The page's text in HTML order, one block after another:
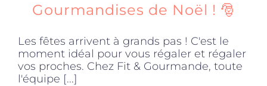
Gourmandises de Noël ! 🎅
Les fêtes arrivent à grands pas ! C'est le
moment idéal pour vous régaler et régaler
vos proches. Chez Fit & Gourmande, toute
l'équipe [...]